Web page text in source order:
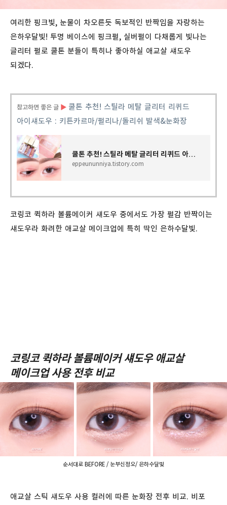
여리한 핑크빛, 눈물이 차오른듯 독보적인 반짝임을 자랑하는
은하우달빛! 투명 베이스에 핑크펄, 실버펄이 다채롭게 빛나는
글리터 펄로 쿨톤 분들이 특히나 좋아하실 애교살 섀도우
되겠다.
참고하면 좋은 글 ▶ 쿨톤 추천! 스틸라 메탈 글리터 리퀴드
아이섀도우 : 키튼카르마/펄리나/돌리쉬 발색&눈화장
쿨톤 추천! 스틸라 메탈 글리터 리퀴드 아이섀도우 : 키튼카르마/펄리나/돌리쉬 발색&눈화장
eppeununniya.tistory.com
코링코 퀵하라 볼륨메이커 섀도우 중에서도 가장 펄감 반짝이는
섀도우라 화려한 애교살 메이크업에 특히 딱인 은하수달빛.
코링코 퀵하라 볼륨메이커 섀도우 애교살
메이크업 사용 전후 비교
순서대로 BEFORE / 눈부신정오/ 은하수달빛
애교살 스틱 섀도우 사용 컬러에 따른 눈화장 전후 비교. 비포